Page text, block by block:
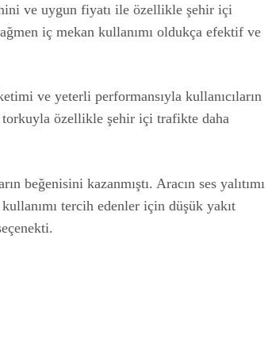
ve uygun fiyatı ile özellikle şehir içi
iç mekan kullanımı oldukça efektif ve
ve yeterli performansıyla kullanıcıların
torkuyla özellikle şehir içi trafikte daha
beğenisini kazanmıştı. Aracın ses yalıtımı
tercih edenler için düşük yakıt